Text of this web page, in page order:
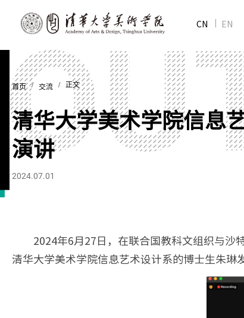
CN EN
首页/ 交流 / 正文
清华大学美术学院信息
演讲
2024.07.01
2024年6月27日，在联合国教科文组织与沙
清华大学美术学院信息艺术设计系的博士生朱